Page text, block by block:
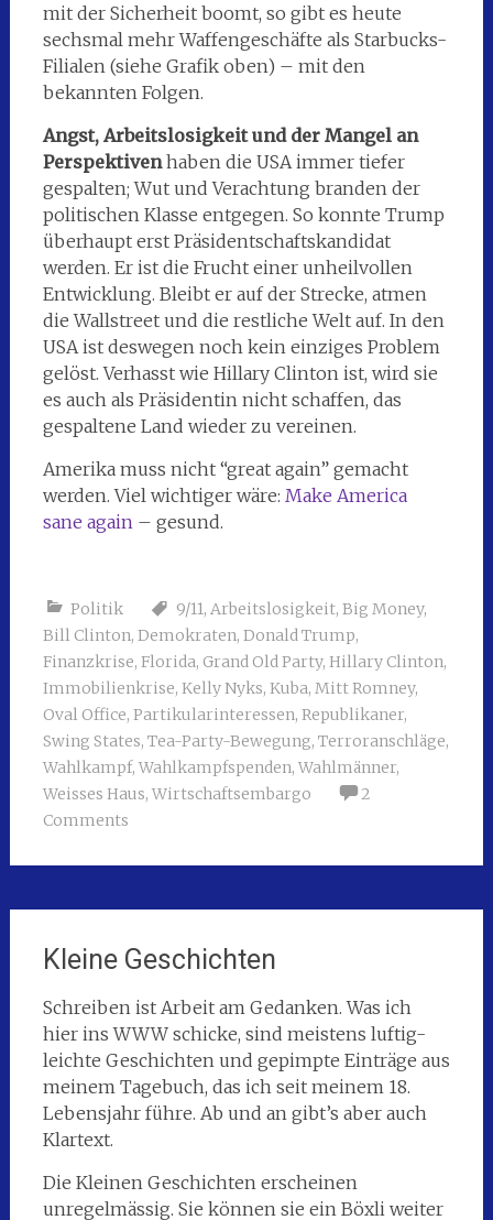
mit der Sicherheit boomt, so gibt es heute
sechsmal mehr Waffengeschäfte als Starbucks-
Filialen (siehe Grafik oben) – mit den
bekannten Folgen.
Angst, Arbeitslosigkeit und der Mangel an
Perspektivenhaben die USA immer tiefer
gespalten; Wut und Verachtung branden der
politischen Klasse entgegen. So konnte Trump
überhaupt erst Präsidentschaftskandidat
werden. Er ist die Frucht einer unheilvollen
Entwicklung. Bleibt er auf der Strecke, atmen
die Wallstreet und die restliche Welt auf. In den
USA ist deswegen noch kein einziges Problem
gelöst. Verhasst wie Hillary Clinton ist, wird sie
es auch als Präsidentin nicht schaffen, das
gespaltene Land wieder zu vereinen.
Amerika muss nicht “great again” gemacht
werden. Viel wichtiger wäre: Make America
sane again – gesund.
Politik 9/11, Arbeitslosigkeit, Big Money,
Bill Clinton, Demokraten, Donald Trump,
Finanzkrise, Florida, Grand Old Party, Hillary Clinton,
Immobilienkrise, Kelly Nyks, Kuba, Mitt Romney,
Oval Office, Partikularinteressen, Republikaner,
Swing States, Tea-Party-Bewegung, Terroranschläge,
Wahlkampf, Wahlkampfspenden, Wahlmänner,
Weisses Haus, Wirtschaftsembargo
2
Comments
Kleine Geschichten
Schreiben ist Arbeit am Gedanken. Was ich
hier ins WWW schicke, sind meistens luftig-
leichte Geschichten und gepimpte Einträge aus
meinem Tagebuch, das ich seit meinem 18.
Lebensjahr führe. Ab und an gibt’s aber auch
Klartext.
Die Kleinen Geschichten erscheinen
unregelmässig. Sie können sie ein Böxli weiter